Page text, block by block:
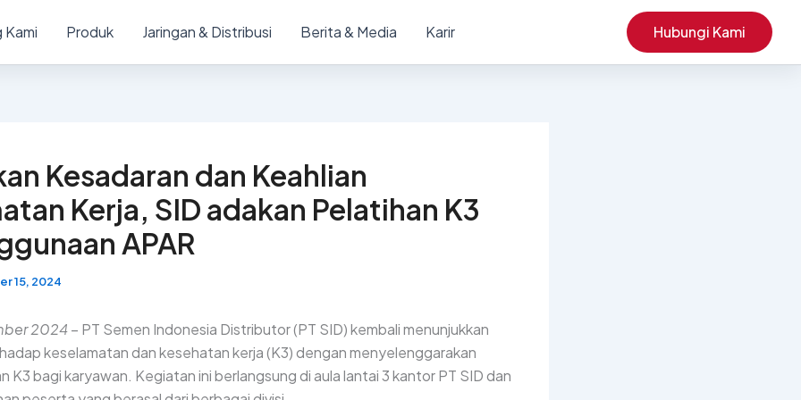
Kami Produk Jaringan & Distribusi Berita & Media Karir Hubungi Kami
Kesadaran dan Keahlian
Kerja, SID adakan Pelatihan K3
APAR
15, 2024
2024– PT Semen Indonesia Distributor (PT SID) kembali menunjukkan
keselamatan dan kesehatan kerja (K3) dengan menyelenggarakan
K3 bagi karyawan. Kegiatan ini berlangsung di aula lantai 3 kantor PT SID dan